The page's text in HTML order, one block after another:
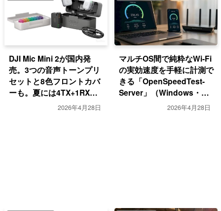
DJI Mic Mini 2が国内発
売。3つの音声トーンプリ
セットと8色フロントカバ
ーも。夏には4TX+1RX版
2026年4月28日
マルチOS間で純粋なWi-Fi
の実効速度を手軽に計測で
きる「OpenSpeedTest-
Server」（Windows・
Android・iOS・Linux）
2026年4月28日